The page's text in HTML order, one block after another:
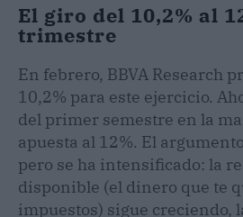
El giro del 10,2% al
trimestre
En febrero, BBVA Research
10,2% para este ejercicio.
del primer semestre en la
apuesta al 12%. El
pero se ha intensificado: la
disponible (el dinero que te
impuestos) sigue creciendo,